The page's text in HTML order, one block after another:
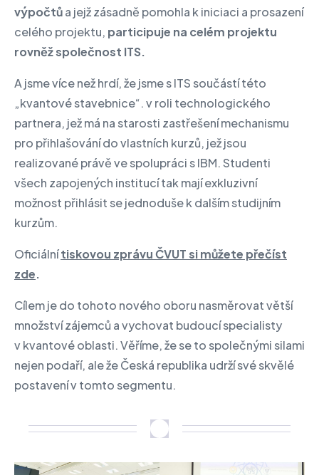
výpočtůa jejž zásadně pomohla k iniciaci a prosazení
celého projektu, participuje na celém projektu
rovněž společnost ITS.
A jsme více než hrdí, že jsme s ITS součástí této
„kvantové stavebnice“. v roli technologického
partnera, jež má na starosti zastřešení mechanismu
pro přihlašování do vlastních kurzů, jež jsou
realizované právě ve spolupráci s IBM. Studenti
všech zapojených institucí tak mají exkluzivní
možnost přihlásit se jednoduše k dalším studijním
kurzům.
Oficiálnítiskovou zprávu ČVUT si můžete přečíst
zde.
Cílem je do tohoto nového oboru nasměrovat větší
množství zájemců a vychovat budoucí specialisty
v kvantové oblasti. Věříme, že se to společnými silami
nejen podaří, ale že Česká republika udrží své skvělé
postavení v tomto segmentu.